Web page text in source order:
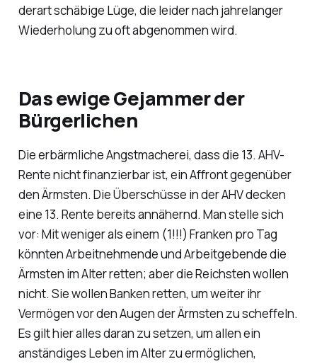
derart schäbige Lüge, die leider nach jahrelanger
Wiederholung zu oft abgenommen wird.
Das ewige Gejammer der
Bürgerlichen
Die erbärmliche Angstmacherei, dass die 13. AHV-
Rente nicht finanzierbar ist, ein Affront gegenüber
den Ärmsten. Die Überschüsse in der AHV decken
eine 13. Rente bereits annähernd. Man stelle sich
vor: Mit weniger als einem (1!!!) Franken pro Tag
könnten Arbeitnehmende und Arbeitgebende die
Ärmsten im Alter retten; aber die Reichsten wollen
nicht. Sie wollen Banken retten, um weiter ihr
Vermögen vor den Augen der Ärmsten zu scheffeln.
Es gilt hier alles daran zu setzen, um allen ein
anständiges Leben im Alter zu ermöglichen,